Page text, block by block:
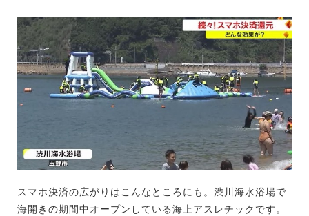
スマホ決済の広がりはこんなところにも。渋川海水浴場で
海開きの期間中オープンしている海上アスレチックです。